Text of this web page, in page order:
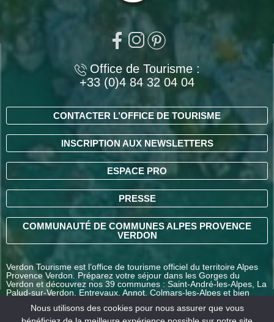
Office de Tourisme :
+33 (0)4 84 32 04 04
CONTACTER L’OFFICE DE TOURISME
INSCRIPTION AUX NEWSLETTERS
ESPACE PRO
PRESSE
COMMUNAUTÉ DE COMMUNES ALPES PROVENCE
VERDON
Verdon Tourisme est l’office de tourisme officiel du territoire Alpes
Provence Verdon. Préparez votre séjour dans les Gorges du
Verdon et découvrez nos 39 communes : Saint-André-les-Alpes, La
Palud-sur-Verdon, Entrevaux, Annot, Colmars-les-Alpes et bien
Nous utilisons des cookies pour nous assurer que vous